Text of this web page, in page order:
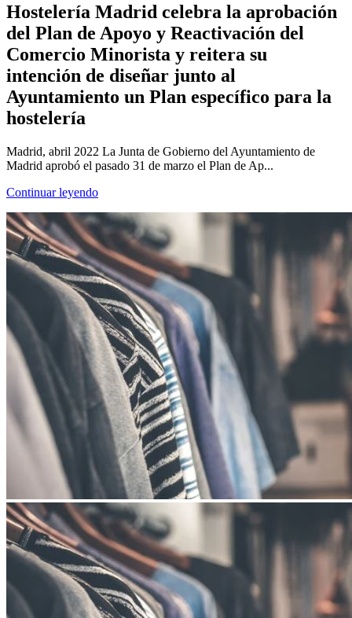
Hostelería Madrid celebra la aprobación
del Plan de Apoyo y Reactivación del
Comercio Minorista y reitera su
intención de diseñar junto al
Ayuntamiento un Plan específico para la
hostelería
Madrid, abril 2022 La Junta de Gobierno del Ayuntamiento de
Madrid aprobó el pasado 31 de marzo el Plan de Ap...
Continuar leyendo